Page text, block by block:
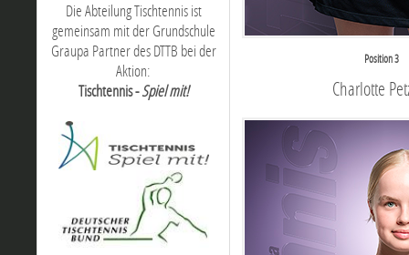
Die Abteilung Tischtennis ist
gemeinsam mit der Grundschule
Graupa Partner des DTTB bei der
Aktion:
Tischtennis -Spiel mit!
Position 3
Charlotte